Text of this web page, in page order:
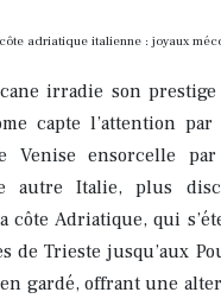
adriatique italienne : joyaux
irradie son
capte l’attention
Venise ensorcelle par
autre Italie, plus
côte Adriatique, qui
de Trieste jusqu’aux
gardé, offrant une